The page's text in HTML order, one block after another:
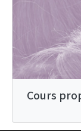
Cours